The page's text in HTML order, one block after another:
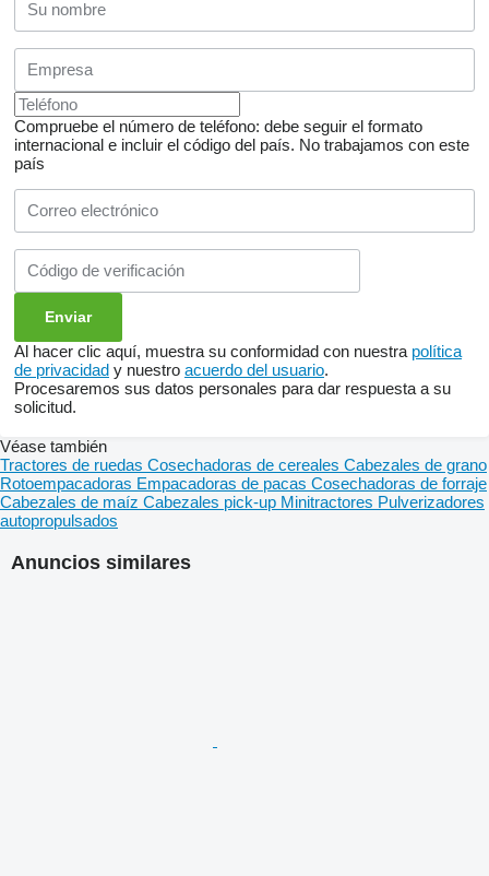
Compruebe el número de teléfono: debe seguir el formato
internacional e incluir el código del país. No trabajamos con este
país
Al hacer clic aquí, muestra su conformidad con nuestra política
de privacidad y nuestro acuerdo del usuario.
Procesaremos sus datos personales para dar respuesta a su
solicitud.
Anuncios similares
Véase también
Tractores de ruedas Cosechadoras de cereales Cabezales de grano
Rotoempacadoras Empacadoras de pacas Cosechadoras de forraje
Cabezales de maíz Cabezales pick-up Minitractores Pulverizadores
autopropulsados